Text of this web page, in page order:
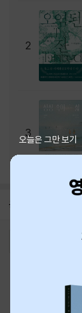
2
3
공지 26년 NBCI 수
오늘은 그만 보기